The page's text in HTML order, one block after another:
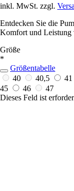
inkl. MwSt. zzgl.
Entdecken Sie die
Komfort und Leistung
Größe
*
Größentabelle
40
40,5 41
45
46
47
Dieses Feld ist